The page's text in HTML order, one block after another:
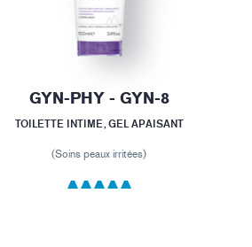
GYN-PHY - GYN-8
TOILETTE INTIME, GEL APAISANT
(Soins peaux irritées)